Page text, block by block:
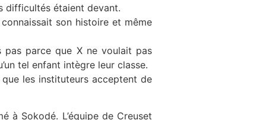
difficultés étaient devant.
son histoire et même
pas parce que X ne voulait pas
tel enfant intègre leur classe.
les instituteurs acceptent de
à Sokodé. L’équipe de Creuset